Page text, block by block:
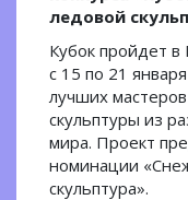
ледовой
Кубок пройдет в
с 15 по 21
лучших
скульптуры из
мира. Проект
номинации
скульптура».